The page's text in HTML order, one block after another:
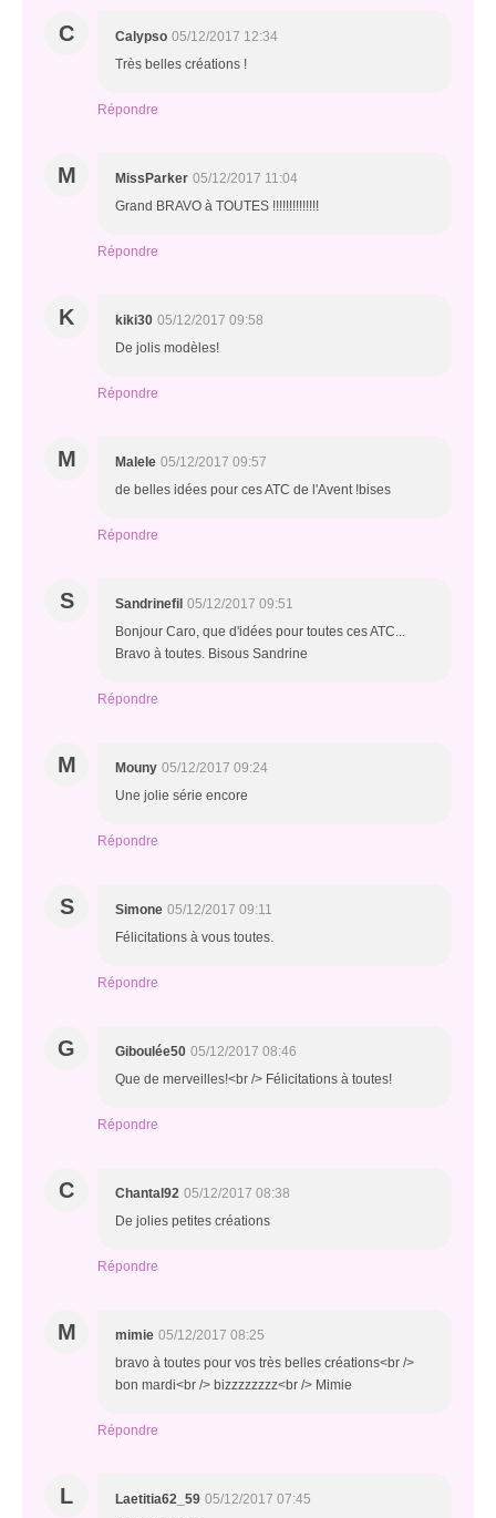
C Calypso 05/12/2017 12:34
Très belles créations !
Répondre
M MissParker 05/12/2017 11:04
Grand BRAVO à TOUTES !!!!!!!!!!!!!!
Répondre
K kiki30 05/12/2017 09:58
De jolis modèles!
Répondre
M Malele 05/12/2017 09:57
de belles idées pour ces ATC de l'Avent !bises
Répondre
S Sandrinefil 05/12/2017 09:51
Bonjour Caro, que d'idées pour toutes ces ATC...
Bravo à toutes. Bisous Sandrine
Répondre
M Mouny 05/12/2017 09:24
Une jolie série encore
Répondre
S Simone 05/12/2017 09:11
Félicitations à vous toutes.
Répondre
G Giboulée50 05/12/2017 08:46
Que de merveilles!<br /> Félicitations à toutes!
Répondre
C Chantal92 05/12/2017 08:38
De jolies petites créations
Répondre
M mimie 05/12/2017 08:25
bravo à toutes pour vos très belles créations<br />
bon mardi<br /> bizzzzzzzz<br /> Mimie
Répondre
L Laetitia62_59 05/12/2017 07:45